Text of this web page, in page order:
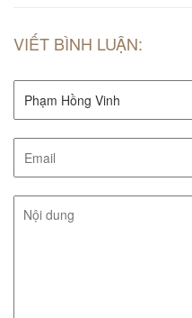
VIẾT BÌNH LUẬN: